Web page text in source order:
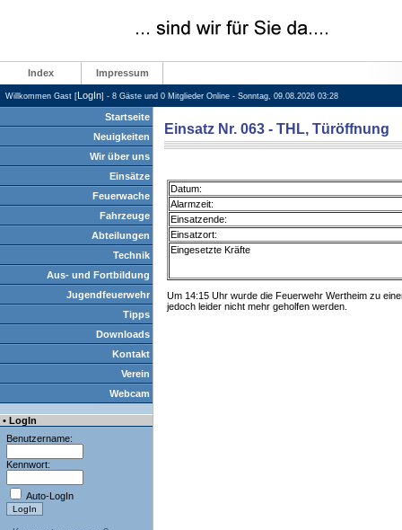
Index Impressum
Willkommen Gast [LogIn] - 8 Gäste und 0 Mitglieder Online - Sonntag, 09.08.2026 03:28
Startseite
Neuigkeiten
Wir über uns
Einsätze
Feuerwache
Fahrzeuge
Abteilungen
Technik
Aus- und Fortbildung
Jugendfeuerwehr
Tipps
Downloads
Kontakt
Verein
Webcam
• LogIn
Benutzername:
Kennwort:
Auto-LogIn
Einsatz Nr. 063 - THL, Türöffnung
Datum:
Alarmzeit:
Einsatzende:
Einsatzort:
Eingesetzte Kräfte
Um 14:15 Uhr wurde die Feuerwehr Wertheim zu
jedoch leider nicht mehr geholfen werden.